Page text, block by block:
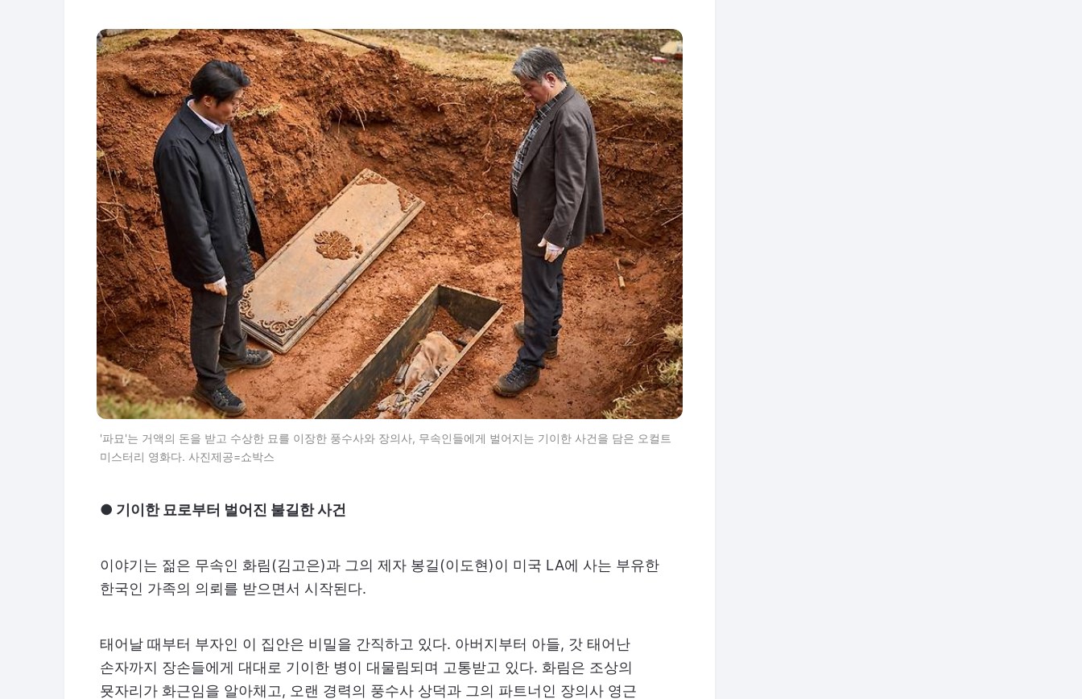
'파묘'는 거액의 돈을 받고 수상한 묘를 이장한 풍수사와 장의사, 무속인들에게 벌어지는 기이한 사건을 담은 오컬트
미스터리 영화다. 사진제공=쇼박스
● 기이한 묘로부터 벌어진 불길한 사건
이야기는 젊은 무속인 화림(김고은)과 그의 제자 봉길(이도현)이 미국 LA에 사는 부유한
한국인 가족의 의뢰를 받으면서 시작된다.
태어날 때부터 부자인 이 집안은 비밀을 간직하고 있다. 아버지부터 아들, 갓 태어난
손자까지 장손들에게 대대로 기이한 병이 대물림되며 고통받고 있다. 화림은 조상의
묫자리가 화근임을 알아채고, 오랜 경력의 풍수사 상덕과 그의 파트너인 장의사 영근